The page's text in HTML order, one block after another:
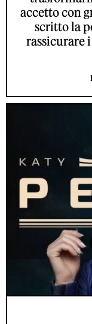
accetto con
scritto la
rassicurare